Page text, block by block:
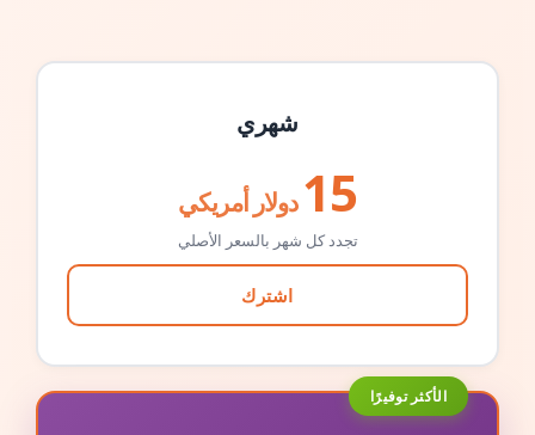
شهري
15 دولار أمريكي
تجدد كل شهر بالسعر الأصلي
اشترك
الأكثر توفيرًا